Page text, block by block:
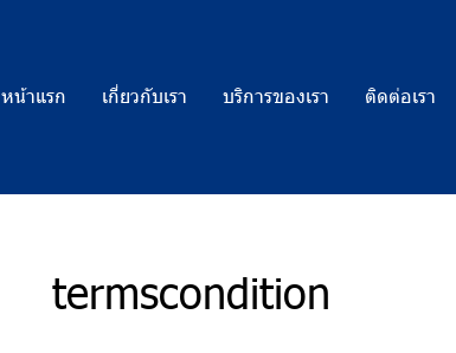
หน้าแรก เกี่ยวกับเรา บริการของเรา ติดต่อเรา
termscondition